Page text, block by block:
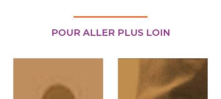
POUR ALLER PLUS LOIN